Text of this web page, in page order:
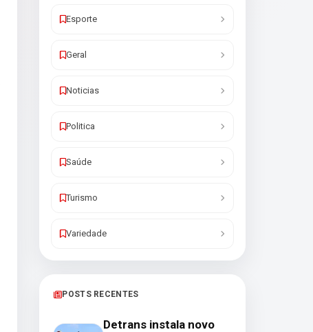
Esporte
Geral
Noticias
Politica
Saúde
Turismo
Variedade
POSTS RECENTES
Detrans instala novo